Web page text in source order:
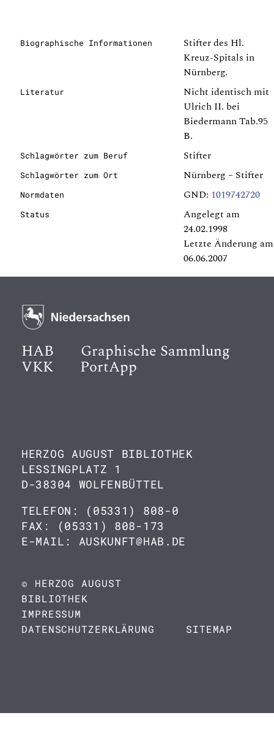
Biographische Informationen
Stifter des Hl.
Kreuz-Spitals in
Nürnberg.
Literatur
Nicht identisch mit
Ulrich II. bei
Biedermann Tab.95
B.
Schlagwörter zum Beruf Stifter
Schlagwörter zum Ort Nürnberg – Stifter
Normdaten GND: 1019742720
Status
Angelegt am
24.02.1998
Letzte Änderung am
06.06.2007
HAB Graphische Sammlung
VKK PortApp
HERZOG AUGUST BIBLIOTHEK
LESSINGPLATZ 1
D-38304 WOLFENBÜTTEL
TELEFON: (05331) 808-0
FAX: (05331) 808-173
E-MAIL: AUSKUNFT@HAB.DE
© HERZOG AUGUST
BIBLIOTHEK
IMPRESSUM
DATENSCHUTZERKLÄRUNG
SITEMAP